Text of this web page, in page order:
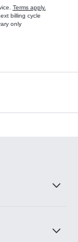
Terms apply.
billing cycle
only